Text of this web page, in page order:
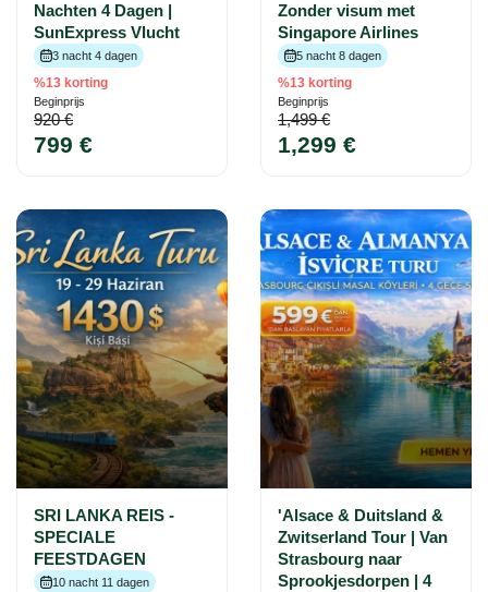
Nachten 4 Dagen |
SunExpress Vlucht
3 nacht 4 dagen
%13 korting
Beginprijs
920 €
799 €
Zonder visum met
Singapore Airlines
5 nacht 8 dagen
%13 korting
Beginprijs
1,499 €
1,299 €
SRI LANKA REIS -
SPECIALE
FEESTDAGEN
10 nacht 11 dagen
'Alsace & Duitsland &
Zwitserland Tour | Van
Strasbourg naar
Sprookjesdorpen | 4